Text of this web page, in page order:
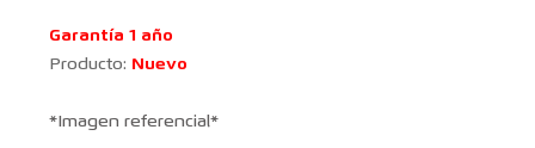
Garantía 1 año
Producto: Nuevo
*Imagen referencial*